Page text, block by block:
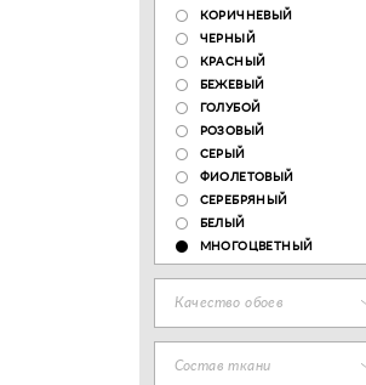
КОРИЧНЕВЫЙ
ЧЕРНЫЙ
КРАСНЫЙ
БЕЖЕВЫЙ
ГОЛУБОЙ
РОЗОВЫЙ
СЕРЫЙ
ФИОЛЕТОВЫЙ
СЕРЕБРЯНЫЙ
БЕЛЫЙ
МНОГОЦВЕТНЫЙ
Качество обоев
Состав ткани